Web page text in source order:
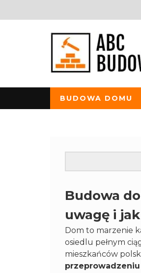
BUDOWA DOMU
Budowa
uwagę i
Dom to marzenie
osiedlu pełnym
mieszkańców